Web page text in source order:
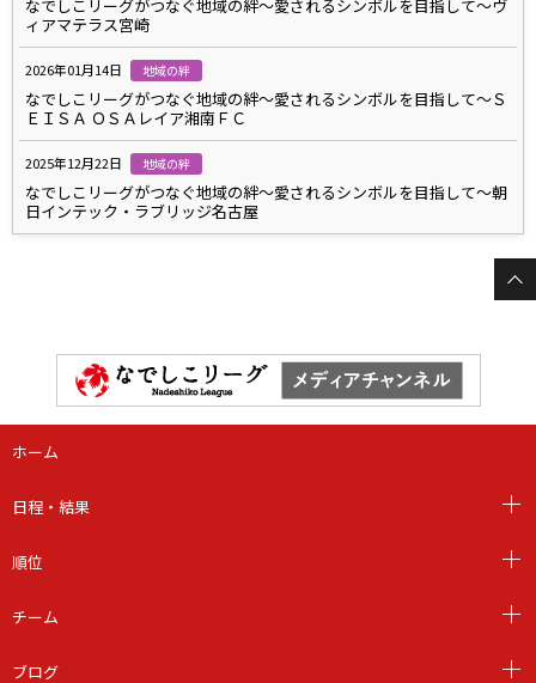
なでしこリーグがつなぐ地域の絆～愛されるシンボルを目指して～ヴ
ィアマテラス宮崎
2026年01月14日 地域の絆
なでしこリーグがつなぐ地域の絆～愛されるシンボルを目指して～Ｓ
ＥＩＳＡ ＯＳＡレイア湘南ＦＣ
2025年12月22日 地域の絆
なでしこリーグがつなぐ地域の絆～愛されるシンボルを目指して～朝
日インテック・ラブリッジ名古屋
ホーム
日程・結果
順位
チーム
ブログ